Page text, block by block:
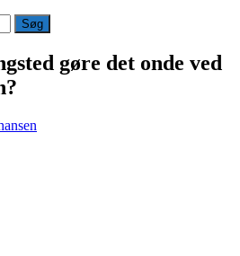
gøre det onde ved